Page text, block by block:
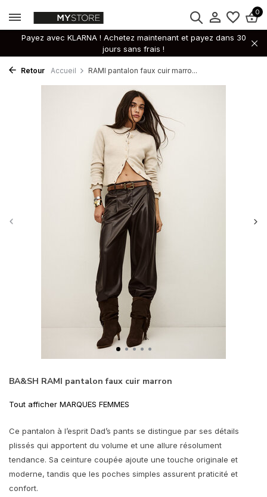
0
Payez avec KLARNA ! Achetez maintenant et payez dans 30
jours sans frais !
Retour Accueil RAMI pantalon faux cuir marro...
BA&SH RAMI pantalon faux cuir marron
Tout afficher MARQUES FEMMES
Ce pantalon à l’esprit Dad’s pants se distingue par ses détails
plissés qui apportent du volume et une allure résolument
tendance. Sa ceinture coupée ajoute une touche originale et
moderne, tandis que les poches simples assurent praticité et
confort.